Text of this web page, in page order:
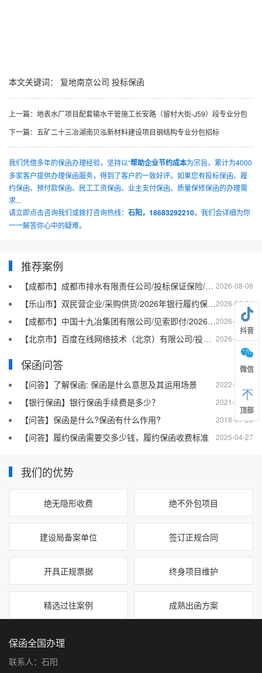
本文关键词： 复地南京公司 投标保函
上一篇： 地表水厂项目配套输水干管施工长安路（留村大街-J59）段专业分包
下一篇： 五矿二十三冶湖南贝泓新材料建设项目钢结构专业分包招标
我们凭借多年的保函办理经验，坚持以“帮助企业节约成本为宗旨，累计为4000
多家客户提供办理保函服务，得到了客户的一致好评。如果您有投标保函、履
约保函、预付款保函、民工工资保函、业主支付保函、质量保修保函的办理需
求...
请立即点击咨询我们或拨打咨询热线： 石阳，18683292210，我们会详细为你
一一解答你心中的疑难。
推荐案例
2026-08-06
【成都市】成都市排水有限责任公司/投标保证保险/2026银行投标保函十三
2026-08-04
【乐山市】双民营企业/采购供货/2026年银行履约保函四十二
2026-07-24
【成都市】中国十九冶集团有限公司/见索即付/2026年银行履约保函四十一
2026-07-23
【北京市】百度在线网络技术（北京）有限公司/投标保函/2026银行投标保函十二
保函问答
2022-08-20
【问答】了解保函: 保函是什么意思及其运用场景
2021-10-19
【银行保函】银行保函手续费是多少？
2018-07-26
【问答】保函是什么?保函有什么作用?
2025-04-27
【问答】履约保函需要交多少钱，履约保函收费标准
我们的优势
绝无隐形收费 绝不外包项目
建设局备案单位 签订正规合同
开具正规票据 终身项目维护
精选过往案例 成熟出函方案
保函全国办理
联系人：石阳
抖音
微信
顶部